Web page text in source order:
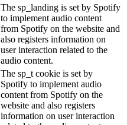
The sp_landing is set by Spotify
to implement audio content
from Spotify on the website and
also registers information on
user interaction related to the
audio content.
The sp_t cookie is set by
Spotify to implement audio
content from Spotify on the
website and also registers
information on user interaction